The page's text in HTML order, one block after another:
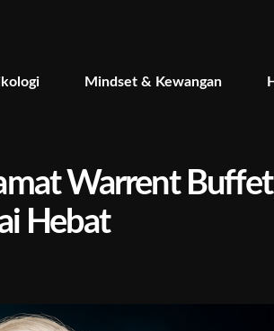
Mindset & Kewangan
Warrent
Hebat